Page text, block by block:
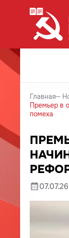
Главная
Премьер в
помеха
07.07.26